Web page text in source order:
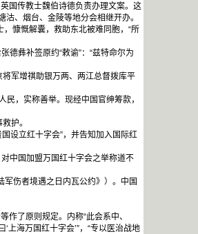
国传教士魏伯诗德负责办理文案。这
、烟台、金陵等地分会相继开办。
慷慨解囊，救助东北被难同胞，“所
彝补签原约“敕谕”：“兹特命尔为
军增祺助银万两、两江总督拨库平
，实称善举。现经中国官绅筹款，
护。
设立红十字会”，并告知加入国际红
中国加盟万国红十字会之举称道不
伤者境遇之日内瓦公约》）。中国
了原则规定。内称“此会系中、
海万国红十字会’”，“专以医治战地